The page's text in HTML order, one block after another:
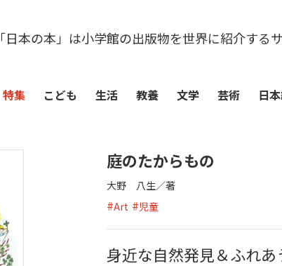
「日本の本」は小学館の出版物を世界に紹介する
特集 こども 生活 教養 文学 芸術 日
庭のたからもの
大野 八生／著
#Art #児童
身近な自然発見＆ふれ